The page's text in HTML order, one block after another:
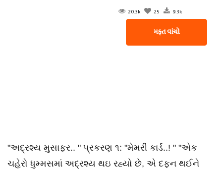
20.3k 25 9.3k
મફત વાંચો
"અદ્રશ્ય મુસાફર.. " પ્રકરણ ૧: "મેમરી કાર્ડ..! " "એક
ચહેરો ધુમ્મસમાં અદ્રશ્ય થઇ રહ્યો છે, એ દફન થઈને